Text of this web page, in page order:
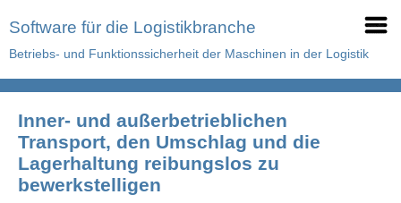
Software für die Logistikbranche
Betriebs- und Funktionssicherheit der Maschinen in der Logistik
Inner- und außerbetrieblichen
Transport, den Umschlag und die
Lagerhaltung reibungslos zu
bewerkstelligen